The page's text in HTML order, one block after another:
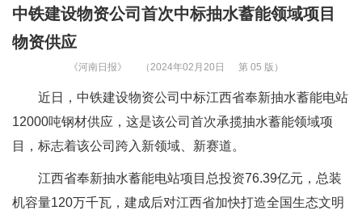
中铁建设物资公司首次中标抽水蓄能领域项目
物资供应
《河南日报》 （2024年02月20日 第 05 版）
近日，中铁建设物资公司中标江西省奉新抽水蓄能电站
12000吨钢材供应，这是该公司首次承揽抽水蓄能领域项
目，标志着该公司跨入新领域、新赛道。
江西省奉新抽水蓄能电站项目总投资76.39亿元，总装
机容量120万千瓦，建成后对江西省加快打造全国生态文明